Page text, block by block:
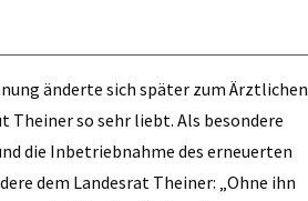
änderte sich später zum Ärztlichen
Theiner so sehr liebt. Als besondere
die Inbetriebnahme des erneuerten
dem Landesrat Theiner: „Ohne ihn